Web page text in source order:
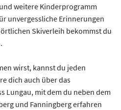
weitere Kinderprogramm
unvergessliche Erinnerungen
Skiverleih bekommst du
wirst, kannst du jeden
dich auch über das
Lungau, mit dem du neben dem
und Fanningberg erfahren